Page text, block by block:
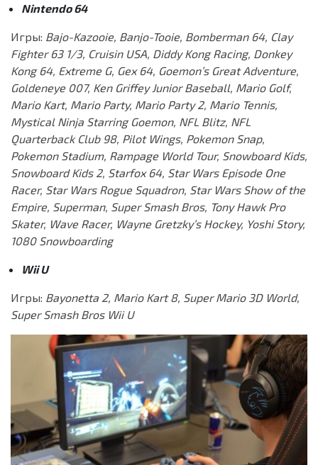
Nintendo 64
Игры: Bajo-Kazooie, Banjo-Tooie, Bomberman 64, Clay
Fighter 63 1/3, Cruisin USA, Diddy Kong Racing, Donkey
Kong 64, Extreme G, Gex 64, Goemon’s Great Adventure,
Goldeneye 007, Ken Griffey Junior Baseball, Mario Golf,
Mario Kart, Mario Party, Mario Party 2, Mario Tennis,
Mystical Ninja Starring Goemon, NFL Blitz, NFL
Quarterback Club 98, Pilot Wings, Pokemon Snap,
Pokemon Stadium, Rampage World Tour, Snowboard Kids,
Snowboard Kids 2, Starfox 64, Star Wars Episode One
Racer, Star Wars Rogue Squadron, Star Wars Show of the
Empire, Superman, Super Smash Bros, Tony Hawk Pro
Skater, Wave Racer, Wayne Gretzky’s Hockey, Yoshi Story,
1080 Snowboarding
Wii U
Игры: Bayonetta 2, Mario Kart 8, Super Mario 3D World,
Super Smash Bros Wii U